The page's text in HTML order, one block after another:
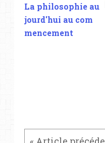
La philosophie au
jourd'hui au com
mencement